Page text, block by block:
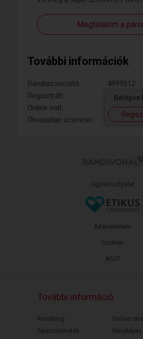
Megtalálom a
További információk
Randiazonosító:
4999012
Regisztrált:
Online volt:
Olvasatlan üzenetei:
Belépve
Ügyfélszolgálat
ÁSZF
Adatvédelem
Cookiek
További információ
Randiblog
Sikertörténetek
Online